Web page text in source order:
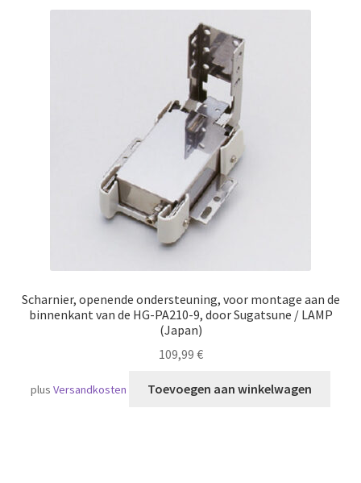
Scharnier, openende ondersteuning, voor montage aan de
binnenkant van de HG-PA210-9, door Sugatsune / LAMP
(Japan)
109,99 €
plusVersandkosten Toevoegen aan winkelwagen